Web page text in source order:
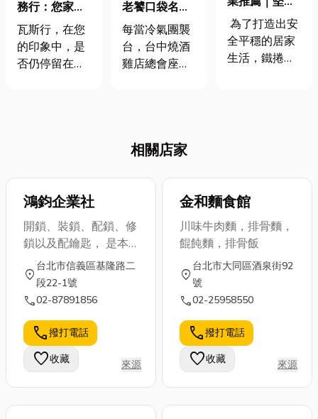
務行：您家的
安全與便利，
瓦斯行一手包
辦！
瓦斯行，在您
的印象中，是
否仍停留在單
不中斷，到維
護您用氣安
全，瓦斯行的
專業服務遠超
乎您的想像。
本文將帶您深
入了解這些專
業服務如何保
障您的日常便
利與居家安
全，文末更將
推薦幾...
老饕口袋名單
來囉！一篇教
你全酒、半酒
燒酒雞差別在
每當冷氣團襲
台，台中燒酒
雞店總會座無
雞酒精揮發真
嗎？」、「吃
完後上路會不
會造成燒酒雞
酒駕問
題？」，那本
文將深度解析
忌，並拆解大
家最關心的燒
酒雞麻油雞差
別，文末更會
分...
的防護營造出
最安全的居家
環境
為了打造出安
全平穩的居家
生活，鐵捲門
到外界的侵入
或干 擾，還能
夠提高環境周
遭的安全性。
在台灣治安不
好的社會裡，
維修服務，更
信賴與託付，
如何判...
相關店家
鴻鈞企業社
開鎖、裝鎖、配鎖、修
鎖以及配鑰匙， 是本
店主要服務項目之一，
開鎖, 配鑰匙 可配合顧
客需要外出服務， 客
修或配製鑰匙。 IC/ ID
卡 拷貝、複製 企業門
禁卡、考勤卡 停車場
location_on
台北市信義區基隆路二
段22-1號
call02-87891856
call撥打電話
favorite收藏 來源
金和麵食館
川味牛肉麵，排骨麵，
餛飩麵，排骨飯
location_on
台北市大同區酒泉街92
號
call02-25958550
call撥打電話
favorite收藏 來源